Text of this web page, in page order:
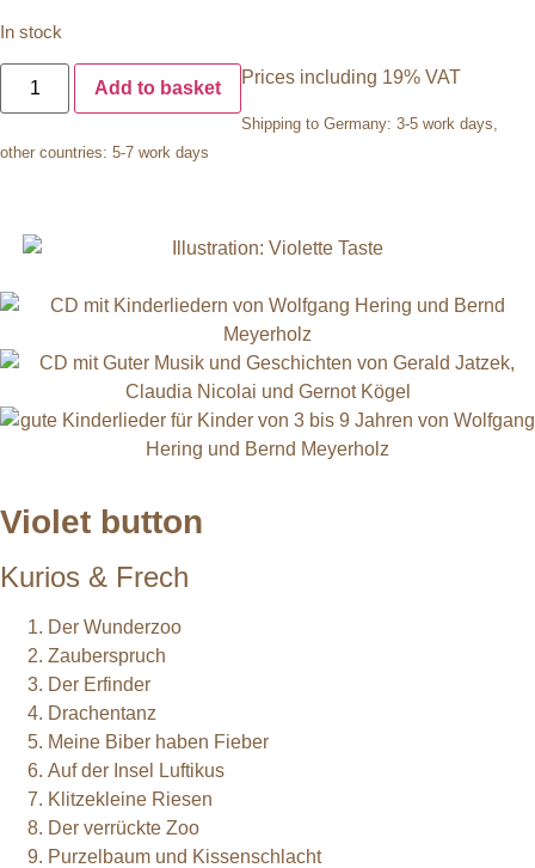
In stock
Add to basket
Prices including 19% VAT
Shipping to Germany: 3-5 work days,
other countries: 5-7 work days
Violet button
Kurios & Frech
Der Wunderzoo
Zauberspruch
Der Erfinder
Drachentanz
Meine Biber haben Fieber
Auf der Insel Luftikus
Klitzekleine Riesen
Der verrückte Zoo
Purzelbaum und Kissenschlacht